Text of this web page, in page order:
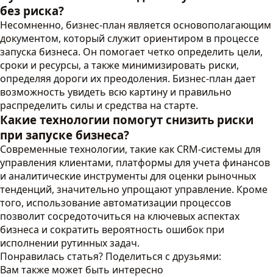
без риска?
Несомненно, бизнес-план является основополагающим
документом, который служит ориентиром в процессе
запуска бизнеса. Он помогает четко определить цели,
сроки и ресурсы, а также минимизировать риски,
определяя дороги их преодоления. Бизнес-план дает
возможность увидеть всю картину и правильно
распределить силы и средства на старте.
Какие технологии помогут снизить риски
при запуске бизнеса?
Современные технологии, такие как CRM-системы для
управления клиентами, платформы для учета финансов
и аналитические инструменты для оценки рыночных
тенденций, значительно упрощают управление. Кроме
того, использование автоматизации процессов
позволит сосредоточиться на ключевых аспектах
бизнеса и сократить вероятность ошибок при
исполнении рутинных задач.
Понравилась статья? Поделиться с друзьями:
Вам также может быть интересно